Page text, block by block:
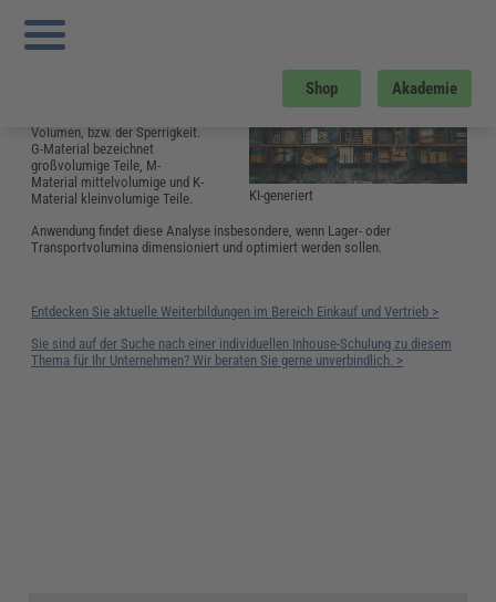
Shop Akademie
Sie sind hier:
GMK-Analyse
KI-generiert
Volumen, bzw. der Sperrigkeit.
G-Material bezeichnet
großvolumige Teile, M-
Material mittelvolumige und K-
Material kleinvolumige Teile.
Anwendung findet diese Analyse insbesondere, wenn Lager- oder
Transportvolumina dimensioniert und optimiert werden sollen.
Entdecken Sie aktuelle Weiterbildungen im Bereich Einkauf und Vertrieb >
Sie sind auf der Suche nach einer individuellen Inhouse-Schulung zu diesem
Thema für Ihr Unternehmen? Wir beraten Sie gerne unverbindlich. >